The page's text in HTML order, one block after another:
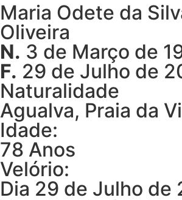
Maria Odete da
Oliveira
N. 3 de Março de
F. 29 de Julho de
Naturalidade
Agualva, Praia da
Idade:
78 Anos
Velório:
Dia 29 de Julho de